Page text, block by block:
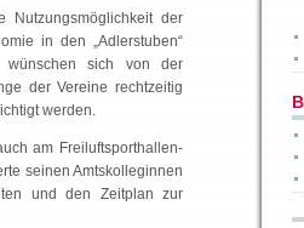
Nutzungsmöglichkeit der
in den „Adlerstuben“
wünschen sich von der
der Vereine rechtzeitig
werden.
am Freiluftsporthallen-
seinen Amtskolleginnen
und den Zeitplan zur